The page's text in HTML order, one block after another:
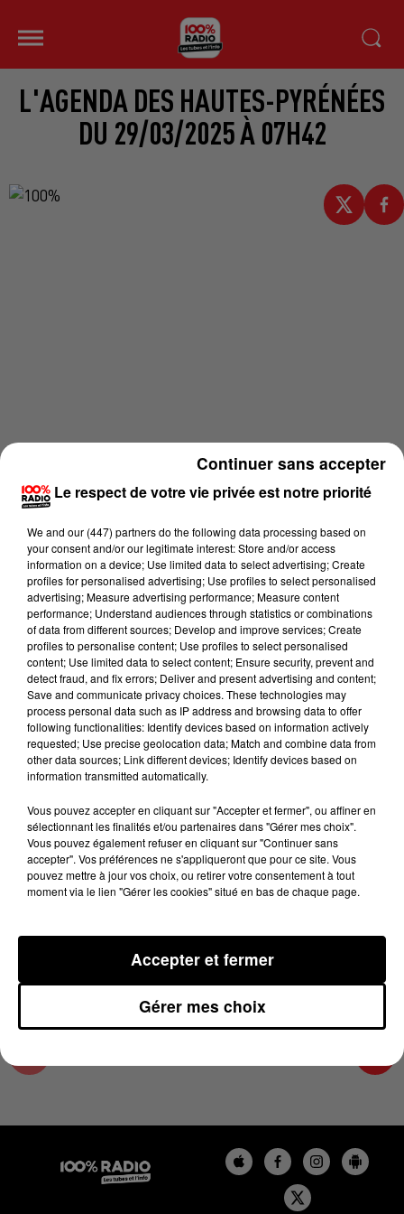
L'AGENDA DES HAUTES-PYRÉNÉES
DU 29/03/2025 À 07H42
Lecture (1 min 14 sec)
100%
100% Radio l'agenda des Hautes-Pyrénées
29 mars 2025 - 1 min 14 sec
L'AGENDA DES HAUTES-PYRÉNÉES DU
29/03/2025 À 07H42
L'agenda des Hautes-Pyrénées
Le respect de votre vie privée est notre priorité
We and our (447) partnersdo the following data processing based on
your consent and/or our legitimate interest: Store and/or access
information on a device; Use limited data to select advertising; Create
profiles for personalised advertising; Use profiles to select personalised
advertising; Measure advertising performance; Measure content
performance; Understand audiences through statistics or combinations
of data from different sources; Develop and improve services; Create
profiles to personalise content; Use profiles to select personalised
content; Use limited data to select content; Ensure security, prevent and
detect fraud, and fix errors; Deliver and present advertising and content;
Save and communicate privacy choices. These technologies may
process personal data such as IP address and browsing data to offer
following functionalities: Identify devices based on information actively
requested; Use precise geolocation data; Match and combine data from
other data sources; Link different devices; Identify devices based on
information transmitted automatically.
Vous pouvez accepter en cliquant sur "Accepter et fermer", ou affiner en
sélectionnant les finalités et/ou partenaires dans "Gérer mes choix".
Vous pouvez également refuser en cliquant sur "Continuer sans
accepter". Vos préférences ne s'appliqueront que pour ce site. Vous
pouvez mettre à jour vos choix, ou retirer votre consentement à tout
moment via le lien "Gérer les cookies" situé en bas de chaque page.
Gérer mes choix
Accepter et fermer
Continuer sans accepter